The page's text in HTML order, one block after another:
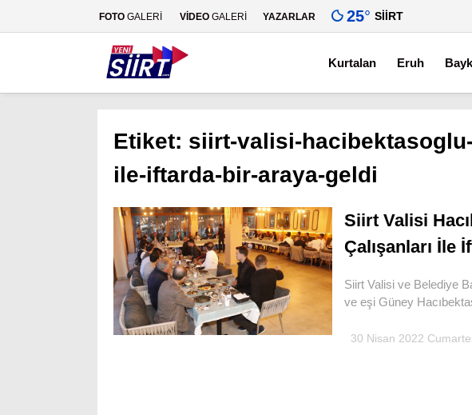
FOTO GALERİ VİDEO GALERİ YAZARLAR 25° SIIRT
Kurtalan Eruh
Etiket: siirt-valisi-
ile-iftarda-bir-araya-geldi
Siirt Valisi
Çalışanları İle
Siirt Valisi ve Belediye
ve eşi Güney
30 Nisan 2022